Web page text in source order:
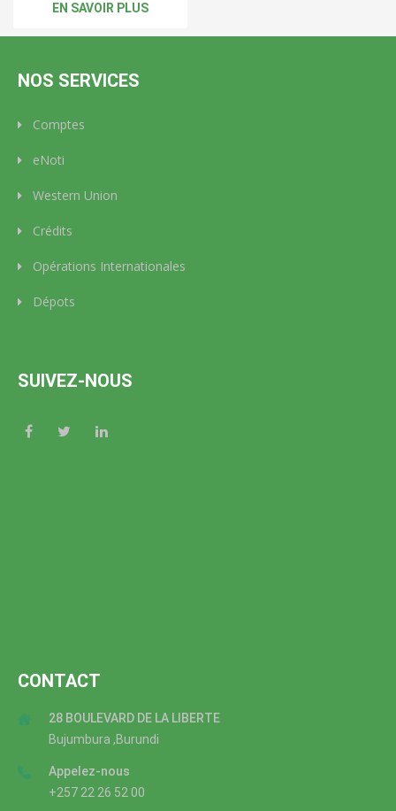
EN SAVOIR PLUS
NOS SERVICES
Comptes
eNoti
Western Union
Crédits
Opérations Internationales
Dépots
SUIVEZ-NOUS
CONTACT
28 BOULEVARD DE LA LIBERTE
Bujumbura ,Burundi
Appelez-nous
+257 22 26 52 00